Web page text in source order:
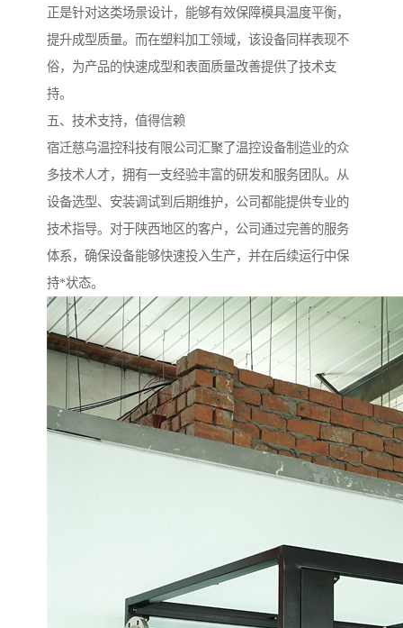
正是针对这类场景设计，能够有效保障模具温度平衡，
提升成型质量。而在塑料加工领域，该设备同样表现不
俗，为产品的快速成型和表面质量改善提供了技术支
持。
五、技术支持，值得信赖
宿迁慈乌温控科技有限公司汇聚了温控设备制造业的众
多技术人才，拥有一支经验丰富的研发和服务团队。从
设备选型、安装调试到后期维护，公司都能提供专业的
技术指导。对于陕西地区的客户，公司通过完善的服务
体系，确保设备能够快速投入生产，并在后续运行中保
持*状态。